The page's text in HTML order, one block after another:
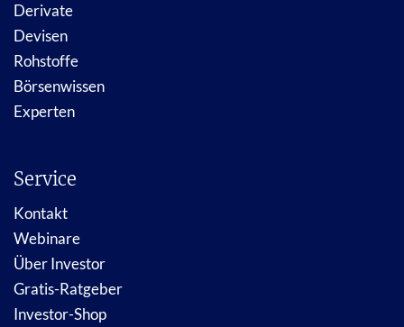
Derivate
Devisen
Rohstoffe
Börsenwissen
Experten
Service
Kontakt
Webinare
Über Investor
Gratis-Ratgeber
Investor-Shop